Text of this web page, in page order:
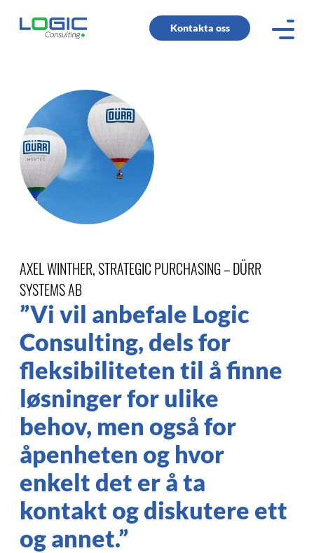
Kontakta oss
AXEL WINTHER, STRATEGIC PURCHASING – DÜRR
SYSTEMS AB
”Vi vil anbefale Logic
Consulting, dels for
fleksibiliteten til å finne
løsninger for ulike
behov, men også for
åpenheten og hvor
enkelt det er å ta
kontakt og diskutere ett
og annet.”